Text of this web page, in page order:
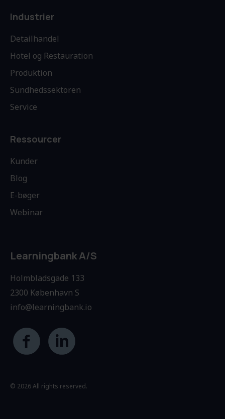
Industrier
Detailhandel
Hotel og Restauration
Produktion
Sundhedssektoren
Service
Ressourcer
Kunder
Blog
E-bøger
Webinar
Learningbank A/S
Holmbladsgade 133
2300 København S
info@learningbank.io
© 2026 All rights reserved.